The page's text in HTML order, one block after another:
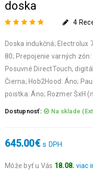
doska
z 5 na základe
recenzií
4
Doska indukčná; Electrolux
80; Prepojenie varných
Posuvné DirectTouch,
Čierna; Hob2Hood: Áno;
poistka: Áno; Rozmer ŠxH
Dostupnosť: Na sklade
645.00€ s DPH
Môže byť u Vás 18.08. viac